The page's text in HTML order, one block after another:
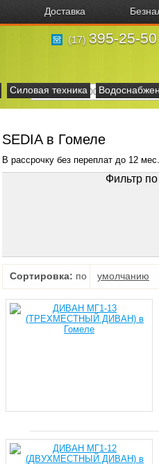
Доставка
(17) 395-25-50
Силовая техника
SEDIA в Гомеле
В рассрочку без переплат до 12 мес.
Фильтр
Сортировка: по умолчанию